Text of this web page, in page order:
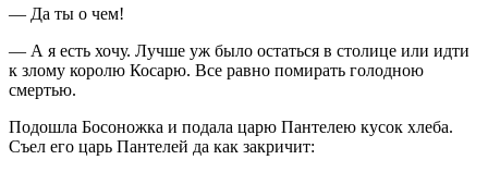
— Да ты о чем!
— А я есть хочу. Лучше уж было остаться в столице или идти
к злому королю Косарю. Все равно помирать голодною
смертью.
Подошла Босоножка и подала царю Пантелею кусок хлеба.
Съел его царь Пантелей да как закричит: